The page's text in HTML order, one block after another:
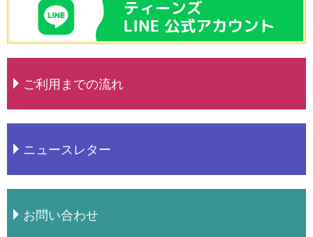
ご利用までの流れ
ニュースレター
お問い合わせ